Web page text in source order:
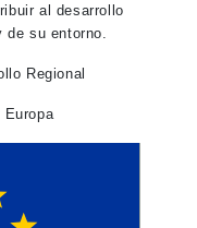
al desarrollo
su entorno.
Regional
Europa